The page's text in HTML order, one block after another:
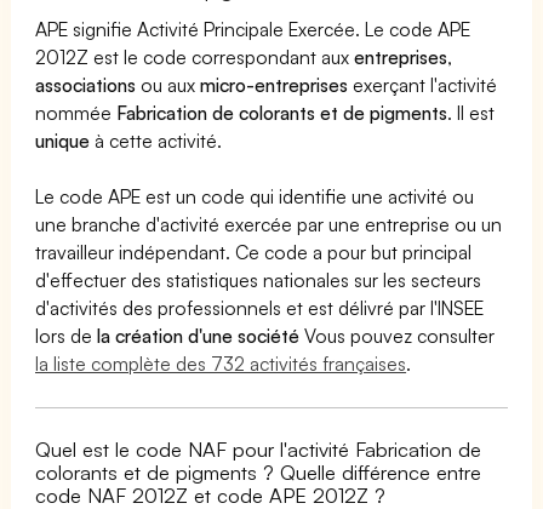
APE signifie Activité Principale Exercée. Le code APE
2012Z est le code correspondant auxentreprises,
associations ou auxmicro-entreprises exerçant l'activité
nommée Fabrication de colorants et de pigments. Il est
unique à cette activité.
Le code APE est un code qui identifie une activité ou
une branche d'activité exercée par une entreprise ou un
travailleur indépendant. Ce code a pour but principal
d'effectuer des statistiques nationales sur les secteurs
d'activités des professionnels et est délivré par l'INSEE
lors dela création d'une société Vous pouvez consulter
la liste complète des 732 activités françaises.
Quel est le code NAF pour l'activité Fabrication de
colorants et de pigments ? Quelle différence entre
code NAF 2012Z et code APE 2012Z ?